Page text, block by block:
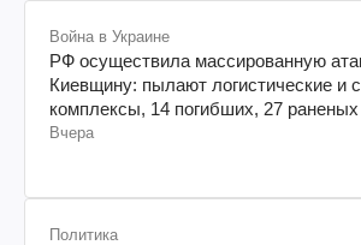
Война в Украине
РФ осуществила массированную
Киевщину: пылают логистические и
комплексы, 14 погибших, 27
Вчера
Политика